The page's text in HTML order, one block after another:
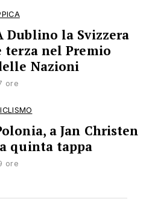
Dublino la Svizzera
terza nel Premio
Nazioni
ore
a Jan Christen
quinta tappa
ore